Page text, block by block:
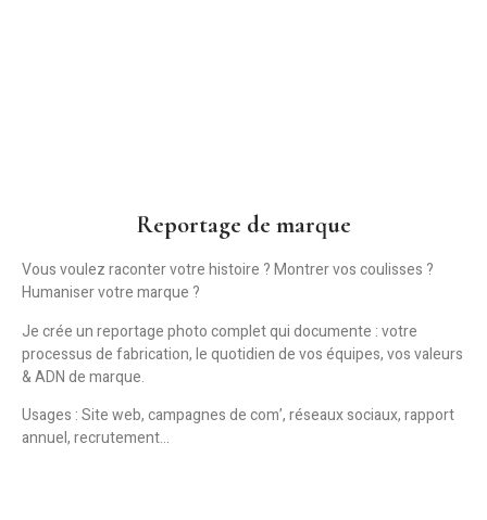
Reportage de marque
Vous voulez raconter votre histoire ? Montrer vos coulisses ?
Humaniser votre marque ?
Je crée un reportage photo complet qui documente : votre
processus de fabrication, le quotidien de vos équipes, vos valeurs
&ADN de marque.
Usages :Site web, campagnes de com’, réseaux sociaux, rapport
annuel, recrutement…